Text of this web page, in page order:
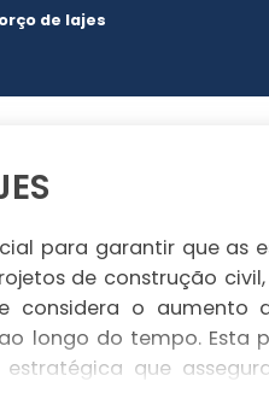
de lajes
para garantir que as
de construção
considera o aumento
longo do tempo. Esta
que